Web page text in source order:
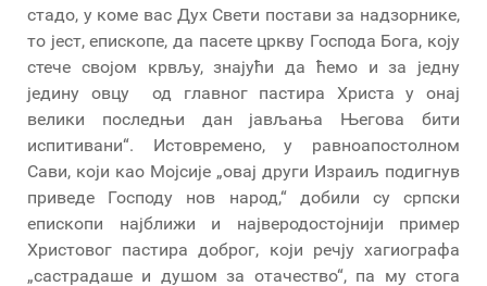
стадо, у коме вас Дух Свети постави за надзорнике,
то јест, епископе, да пасете цркву Господа Бога, коју
стече својом крвљу, знајући да ћемо и за једну
једину овцу од главног пастира Христа у онај
велики последњи дан јављања Његова бити
испитивани“. Истовремено, у равноапостолном
Сави, који као Мојсије „овај други Израиљ подигнув
приведе Господу нов народ,“ добили су српски
епископи најближи и најверодостојнији пример
Христовог пастира доброг, који речју хагиографа
„састрадаше и душом за отачество“, па му стога